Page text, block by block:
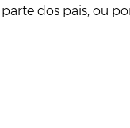
dos pais, ou